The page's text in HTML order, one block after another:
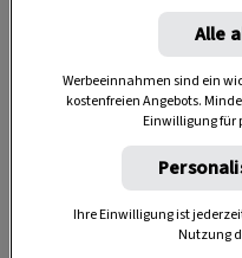
Alle
Werbeeinnahmen sind ein
kostenfreien Angebots.
Einwilligung für
Ihre Einwilligung ist
Nutzung